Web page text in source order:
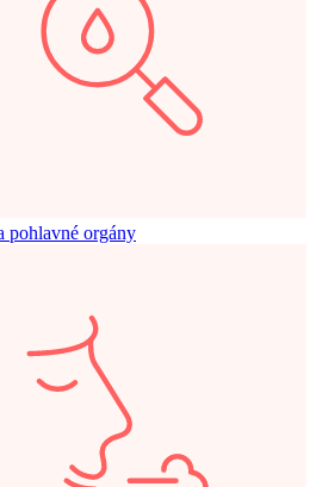
pohlavné orgány